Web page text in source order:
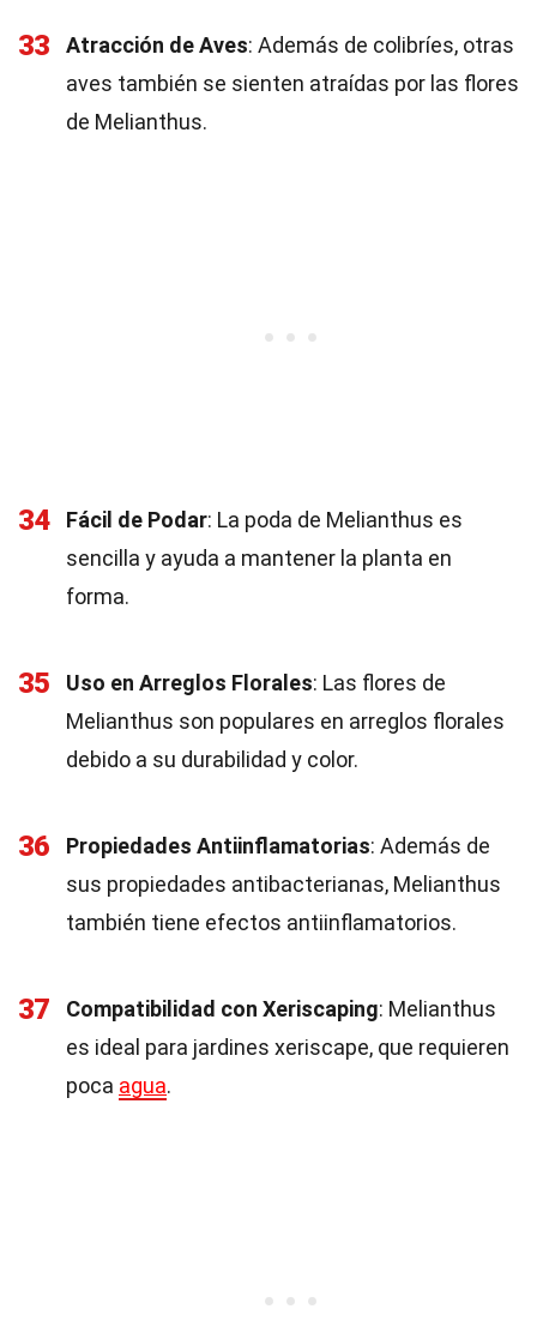
33 Atracción de Aves: Además de colibríes, otras
aves también se sienten atraídas por las flores
de Melianthus.
34 Fácil de Podar: La poda de Melianthus es
sencilla y ayuda a mantener la planta en
forma.
35 Uso en Arreglos Florales: Las flores de
Melianthus son populares en arreglos florales
debido a su durabilidad y color.
36 Propiedades Antiinflamatorias: Además de
sus propiedades antibacterianas, Melianthus
también tiene efectos antiinflamatorios.
37 Compatibilidad con Xeriscaping: Melianthus
es ideal para jardines xeriscape, que requieren
poca agua.